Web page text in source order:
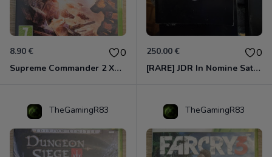
8.90 € 0
Supreme Commander 2 Xbox 360
250.00 € 0
[RARE] JDR In Nomine Satanis / Magna Veritas – 1ère Édition BOÎTE (DOS BLANC, 1989) - CROC / Siroz
TheGamingR83 TheGamingR83